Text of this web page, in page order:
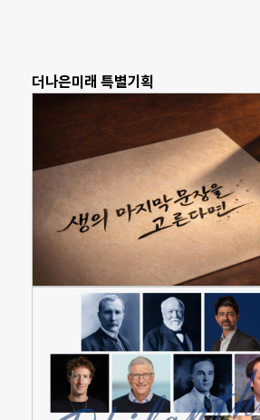
더나은미래 특별기획